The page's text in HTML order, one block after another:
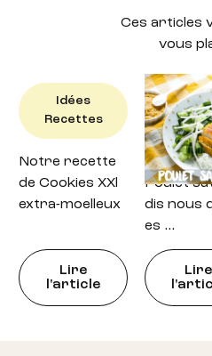
Ces articles
vous
Idées
Recettes
Notre recette
de Cookies XXl
extra-moelleux
Lire
l'article
Idées
Recette :
Poulet
dis nous
es …
Lire